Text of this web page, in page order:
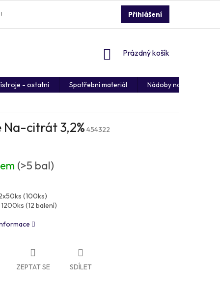
DOPRAVA A PLATBA
Přihlášení
NÁKUPNÍ
Prázdný košík
- ostatní Spotřební materiál
Nádoby na
Na-citrát 3,2% 454322
(>5 bal)
(100ks)
(12 balení)
ZEPTAT SE SDÍLET